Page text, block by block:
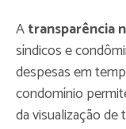
Atransparência
síndicos e
despesas em
condomínio
da visualização de